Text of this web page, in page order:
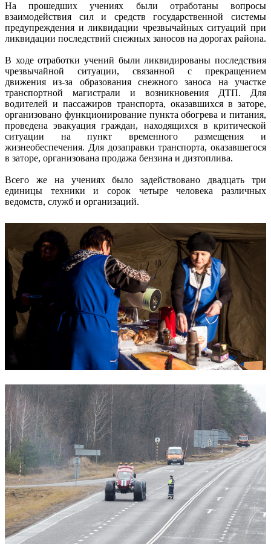
На прошедших учениях были отработаны вопросы
взаимодействия сил и средств государственной системы
предупреждения и ликвидации чрезвычайных ситуаций при
ликвидации последствий снежных заносов на дорогах района.
В ходе отработки учений были ликвидированы последствия
чрезвычайной ситуации, связанной с прекращением
движения из-за образования снежного заноса на участке
транспортной магистрали и возникновения ДТП. Для
водителей и пассажиров транспорта, оказавшихся в заторе,
организовано функционирование пункта обогрева и питания,
проведена эвакуация граждан, находящихся в критической
ситуации на пункт временного размещения и
жизнеобеспечения. Для дозаправки транспорта, оказавшегося
в заторе, организована продажа бензина и дизтоплива.
Всего же на учениях было задействовано двадцать три
единицы техники и сорок четыре человека различных
ведомств, служб и организаций.